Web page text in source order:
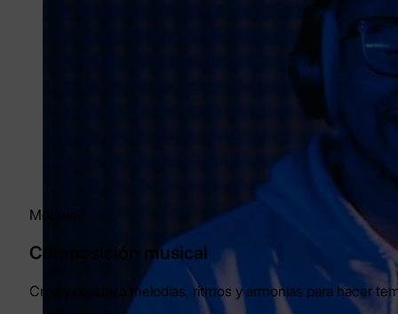
Módulo 1
Composición musical
Crea y organiza melodías, ritmos y armonías para hacer